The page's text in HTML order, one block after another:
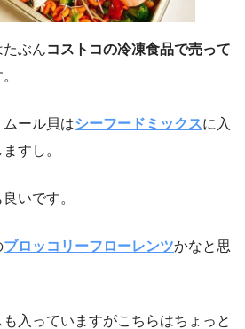
たぶんコストコの冷凍食品で売って
ール貝はシーフードミックスに入
すし。
いです。
ブロッコリーフローレンツかなと思
入っていますがこちらはちょっと